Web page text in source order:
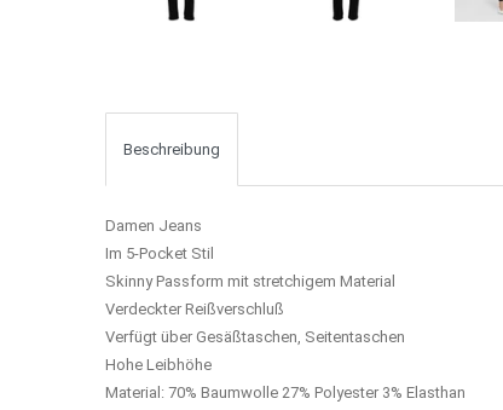
Beschreibung
Damen Jeans
Im 5-Pocket Stil
Skinny Passform mit stretchigem Material
Verdeckter Reißverschluß
Verfügt über Gesäßtaschen, Seitentaschen
Hohe Leibhöhe
Material: 70% Baumwolle 27% Polyester 3% Elasthan